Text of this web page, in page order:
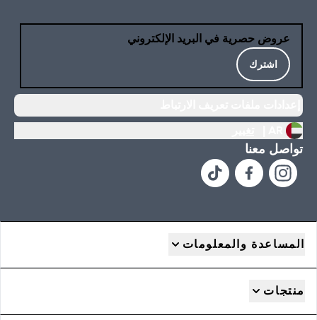
عروض حصرية في البريد الإلكتروني
اشترك
تواصل معنا
المساعدة والمعلومات
منتجات